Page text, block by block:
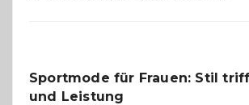
gegen
Sportmode für Frauen: Stil
und Leistung